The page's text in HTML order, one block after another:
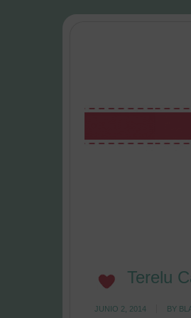
Terelu
JUNIO 2, 2014 BY